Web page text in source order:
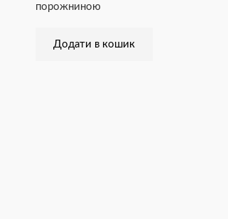
порожниною
Додати в кошик